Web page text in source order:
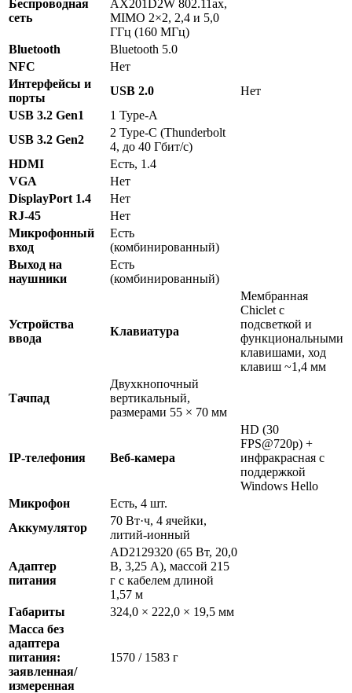
Беспроводная
сеть
AX201D2W 802.11ax,
MIMO 2×2, 2,4 и 5,0
ГГц (160 МГц)
Bluetooth
Bluetooth 5.0
NFC
Нет
Интерфейсы и
порты
USB 2.0
Нет
USB 3.2 Gen1
1 Type-A
USB 3.2 Gen2
2 Type-C (Thunderbolt
4, до 40 Гбит/с)
HDMI
Есть, 1.4
VGA
Нет
DisplayPort 1.4
Нет
RJ-45
Нет
Микрофонный
вход
Есть
(комбинированный)
Выход на
наушники
Есть
(комбинированный)
Устройства
ввода
Клавиатура
Мембранная
Chiclet с
подсветкой и
функциональными
клавишами, ход
клавиш ~1,4 мм
Тачпад
Двухкнопочный
вертикальный,
размерами 55 × 70 мм
IP-телефония Веб-камера
HD (30
FPS@720p) +
инфракрасная с
поддержкой
Windows Hello
Микрофон
Есть, 4 шт.
Аккумулятор
70 Вт·ч, 4 ячейки,
литий-ионный
Адаптер
питания
AD2129320 (65 Вт, 20,0
В, 3,25 А), массой 215
г c кабелем длиной
1,57 м
Габариты
324,0 × 222,0 × 19,5 мм
Масса без
адаптера
питания:
заявленная/
измеренная
1570 / 1583 г